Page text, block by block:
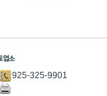
925-325-9901